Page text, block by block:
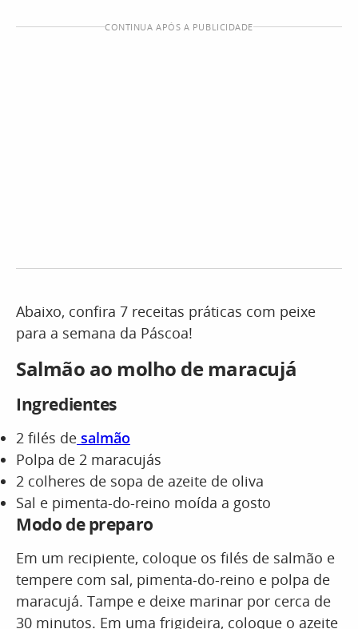
CONTINUA APÓS A PUBLICIDADE
Abaixo, confira 7 receitas práticas com peixe
para a semana da Páscoa!
Salmão ao molho de maracujá
Ingredientes
2 filés de salmão
Polpa de 2 maracujás
2 colheres de sopa de azeite de oliva
Sal e pimenta-do-reino moída a gosto
Modo de preparo
Em um recipiente, coloque os filés de salmão e
tempere com sal, pimenta-do-reino e polpa de
maracujá. Tampe e deixe marinar por cerca de
30 minutos. Em uma frigideira, coloque o azeite